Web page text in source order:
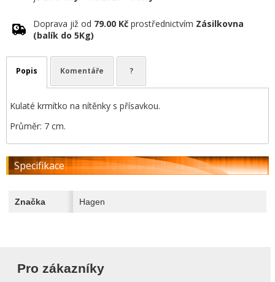
Doprava již od 79.00 Kč prostřednictvím Zásilkovna
(balík do 5Kg)
Popis Komentáře ?
Kulaté krmítko na nítěnky s přísavkou.
Průměr: 7 cm.
Specifikace
Značka Hagen
Pro zákazníky